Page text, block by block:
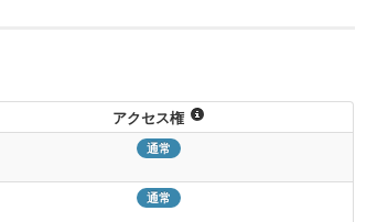
アクセス権
通常
通常